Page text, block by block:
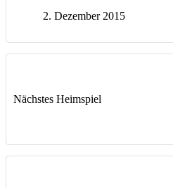
2. Dezember 2015
Nächstes Heimspiel